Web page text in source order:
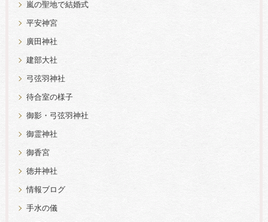
嵐の聖地で結婚式
平安神宮
廣田神社
建部大社
弓弦羽神社
待合室の様子
御影・弓弦羽神社
御霊神社
御香宮
徳井神社
情報ブログ
手水の儀